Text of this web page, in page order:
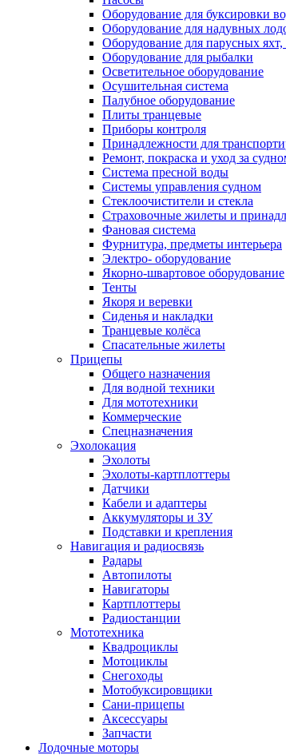
Оборудование для буксировки
Оборудование для надувных
Оборудование для парусных
Оборудование для рыбалки
Осветительное оборудование
Осушительная система
Палубное оборудование
Плиты транцевые
Приборы контроля
Принадлежности для
Ремонт, покраска и уход за
Система пресной воды
Системы управления судном
Стеклоочистители и стекла
Страховочные жилеты и
Фановая система
Фурнитура, предметы интерьера
Электро- оборудование
Якорно-швартовое оборудование
Тенты
Якоря и веревки
Сиденья и накладки
Транцевые колёса
Спасательные жилеты
Прицепы
Общего назначения
Для водной техники
Для мототехники
Коммерческие
Спецназначения
Эхолокация
Эхолоты
Эхолоты-картплоттеры
Датчики
Кабели и адаптеры
Аккумуляторы и ЗУ
Подставки и крепления
Навигация и радиосвязь
Радары
Автопилоты
Навигаторы
Картплоттеры
Радиостанции
Мототехника
Квадроциклы
Мотоциклы
Снегоходы
Мотобуксировщики
Сани-прицепы
Аксессуары
Запчасти
Лодочные моторы